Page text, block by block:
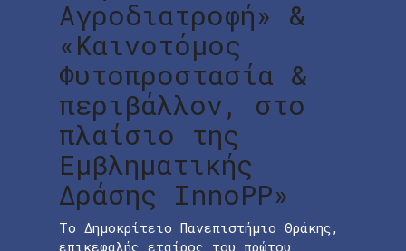
Αγροδιατροφή» &
«Καινοτόμος
Φυτοπροστασία &
περιβάλλον, στο
πλαίσιο της
Εμβληματικής
Δράσης InnoPP»
Το Δημοκρίτειο Πανεπιστήμιο Θράκης,
επικεφαλής εταίρος του πρώτου